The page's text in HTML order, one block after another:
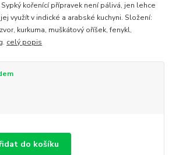
kořenící přípravek není pálivá, jen lehce
využít v indické a arabské kuchyni. Složení:
kurkuma, muškátový oříšek, fenykl,
celý popis
do košíku